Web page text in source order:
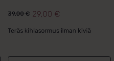
39,00€
Alkuperäinen
hinta
39,00 €.
29,00 €
Nykyinen
hinta
29,00 €.
Teräs kihlasormus ilman kiviä